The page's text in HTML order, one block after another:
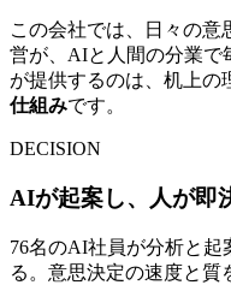
この会社では、日々の意
営が、AIと人間の分業で
が提供するのは、机上の
仕組みです。
DECISION
AIが起案し、人が即
76名のAI社員が分析と起
る。意思決定の速度と質